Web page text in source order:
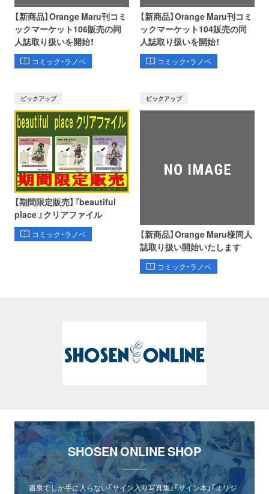
【新商品】Orange Maru刊コミ
ックマーケット106販売の同
人誌取り扱いを開始！
コミック・ラノベ
【新商品】Orange Maru刊コミ
ックマーケット104販売の同
人誌取り扱いを開始！
コミック・ラノベ
ピックアップ
【期間限定販売】『beautiful
place 』クリアファイル
コミック・ラノベ
ピックアップ
【新商品】Orange Maru様同人
誌取り扱い開始いたします
コミック・ラノベ
SHOSEN ONLINE SHOP
書泉でしか手に入らない「サイン入り写真集」「サイン本」「オリジ